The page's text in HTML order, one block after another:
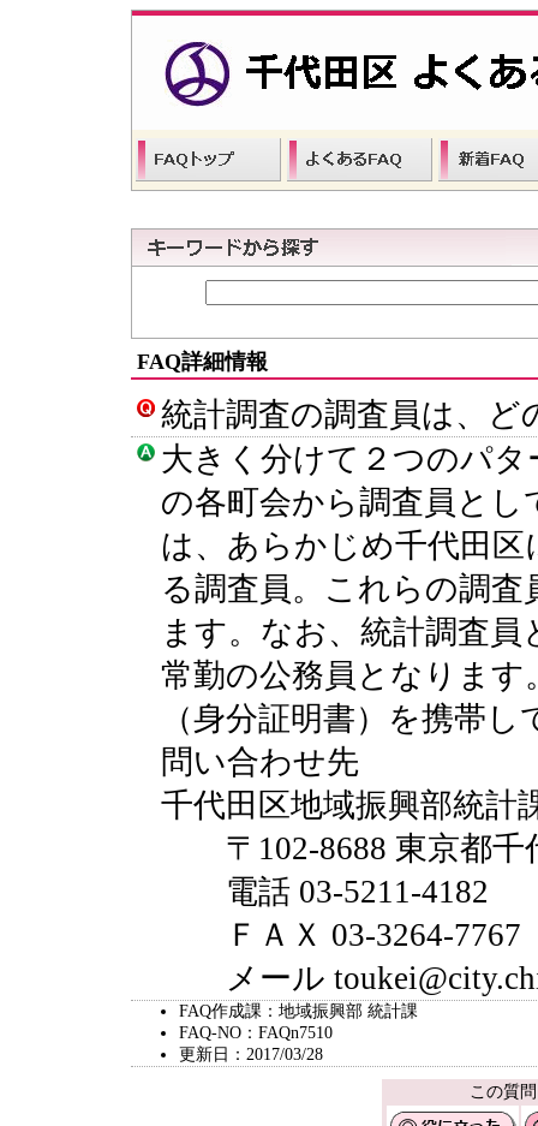
FAQ詳細情報
統計調査の調査員は、
大きく分けて２つのパ
の各町会から調査員と
は、あらかじめ千代田
る調査員。これらの調
ます。なお、統計調査
常勤の公務員となります
（身分証明書）を携帯
問い合わせ先
千代田区地域振興部統計
〒102-8688 東京都千
電話 03-5211-4182
ＦＡＸ 03-3264-7767
メール
FAQ作成課：地域振興部 統計課
FAQ-NO：FAQn7510
更新日：2017/03/28
この質